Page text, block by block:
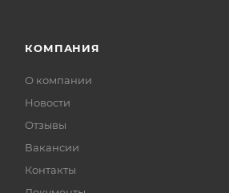
КОМПАНИЯ
О компании
Новости
Отзывы
Вакансии
Контакты